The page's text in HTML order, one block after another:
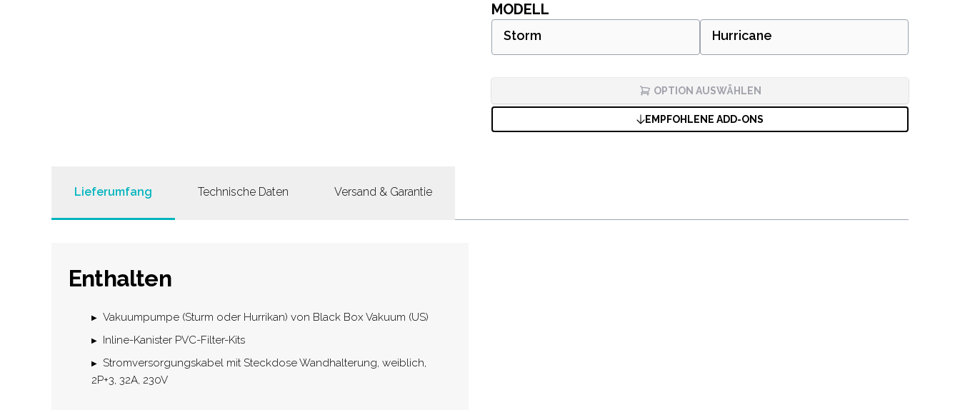
MODELL
Storm Hurricane
OPTION AUSWÄHLEN
EMPFOHLENE ADD-ONS
Lieferumfang Technische Daten Versand & Garantie
Enthalten
Vakuumpumpe (Sturm oder Hurrikan) von Black Box Vakuum (US)
Inline-Kanister PVC-Filter-Kits
Stromversorgungskabel mit Steckdose Wandhalterung, weiblich,
2P+3, 32A, 230V